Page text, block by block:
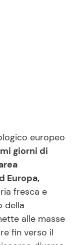
europeo
giorni di
Europa,
fresca e
della
alle masse
fin verso il